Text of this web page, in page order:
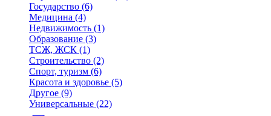
Государство (6)
Медицина (4)
Недвижимость (1)
Образование (3)
ТСЖ, ЖСК (1)
Строительство (2)
Спорт, туризм (6)
Красота и здоровье (5)
Другое (9)
Универсальные (22)